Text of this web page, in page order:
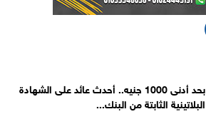
بحد أدنى 1000 جنيه.. أحدث عائد على الشهادة
البلاتينية الثابتة من البنك...